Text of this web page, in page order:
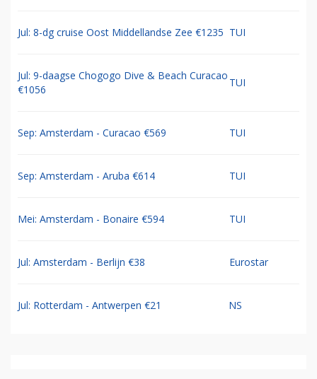
Jul: 8-dg cruise Oost Middellandse Zee €1235 TUI
Jul: 9-daagse Chogogo Dive & Beach Curacao
€1056
TUI
Sep: Amsterdam - Curacao €569 TUI
Sep: Amsterdam - Aruba €614 TUI
Mei: Amsterdam - Bonaire €594 TUI
Jul: Amsterdam - Berlijn €38 Eurostar
Jul: Rotterdam - Antwerpen €21 NS